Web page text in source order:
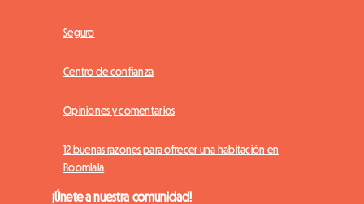
Seguro
Centro de confianza
Opiniones y comentarios
12 buenas razones para ofrecer una habitación en
Roomlala
¡Únete a nuestra comunidad!